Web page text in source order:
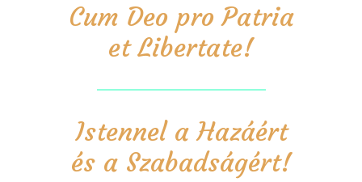
Cum Deo pro Patria
et Libertate!
Istennel a Hazáért
és a Szabadságért!